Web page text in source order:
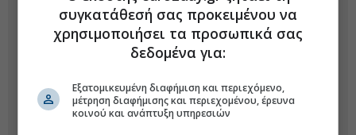
συγκατάθεσή σας προκειμένου να
χρησιμοποιήσει τα προσωπικά σας
δεδομένα για:
Εξατομικευμένη διαφήμιση και περιεχόμενο,
μέτρηση διαφήμισης και περιεχομένου, έρευνα
κοινού και ανάπτυξη υπηρεσιών